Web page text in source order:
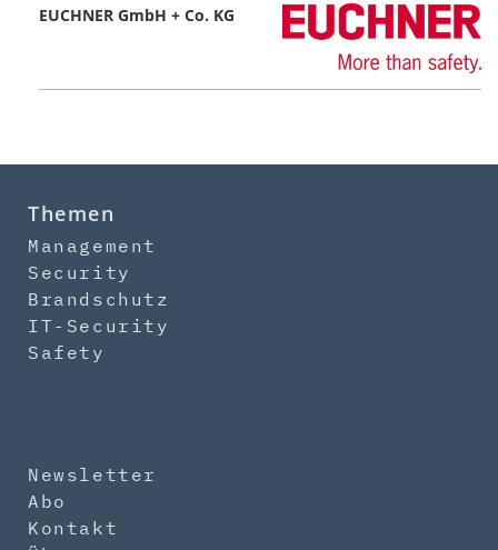
EUCHNER GmbH + Co. KG
Themen
Management
Security
Brandschutz
IT-Security
Safety
Newsletter
Abo
Kontakt